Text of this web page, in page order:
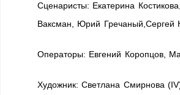
Сценаристы: Екатерина
Ваксман, Юрий Гречаный,Сергей
Операторы: Евгений Коропцов,
Художник:Светлана Смирнова